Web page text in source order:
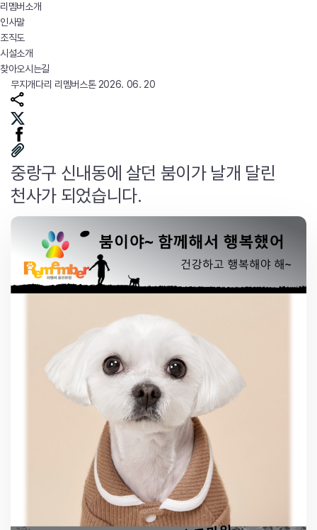
리멤버소개
인사말
조직도
시설소개
찾아오시는길
무지개다리 리멤버스톤 2026. 06. 20
중랑구 신내동에 살던 붐이가 날개 달린
천사가 되었습니다.